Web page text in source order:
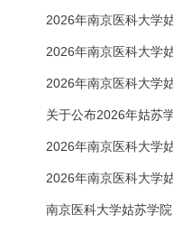
2026年南京医科大学
2026年南京医科大学
2026年南京医科大学
关于公布2026年姑苏
2026年南京医科大学
2026年南京医科大学
南京医科大学姑苏学